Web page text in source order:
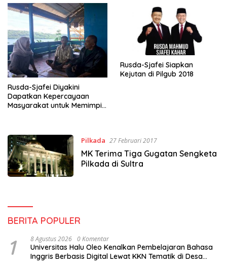
Rusda-Sjafei Diyakini
Dapatkan Kepercayaan
Masyarakat untuk Memimpin
Rusda-Sjafei Siapkan
Kejutan di Pilgub 2018
Pilkada 27 Februari 2017
MK Terima Tiga Gugatan Sengketa
Pilkada di Sultra
BERITA POPULER
1 8 Agustus 2026 0 Komentar
Universitas Halu Oleo Kenalkan Pembelajaran Bahasa
Inggris Berbasis Digital Lewat KKN Tematik di Desa